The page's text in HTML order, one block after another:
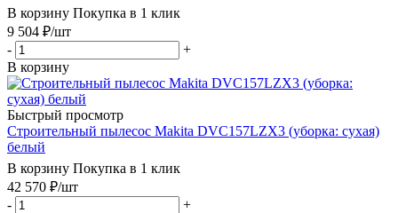
В корзину Покупка в 1 клик
9 504 ₽/шт
-
+
В корзину
Быстрый просмотр
Строительный пылесос Makita DVC157LZX3 (уборка: сухая)
белый
В корзину Покупка в 1 клик
42 570 ₽/шт
-
+